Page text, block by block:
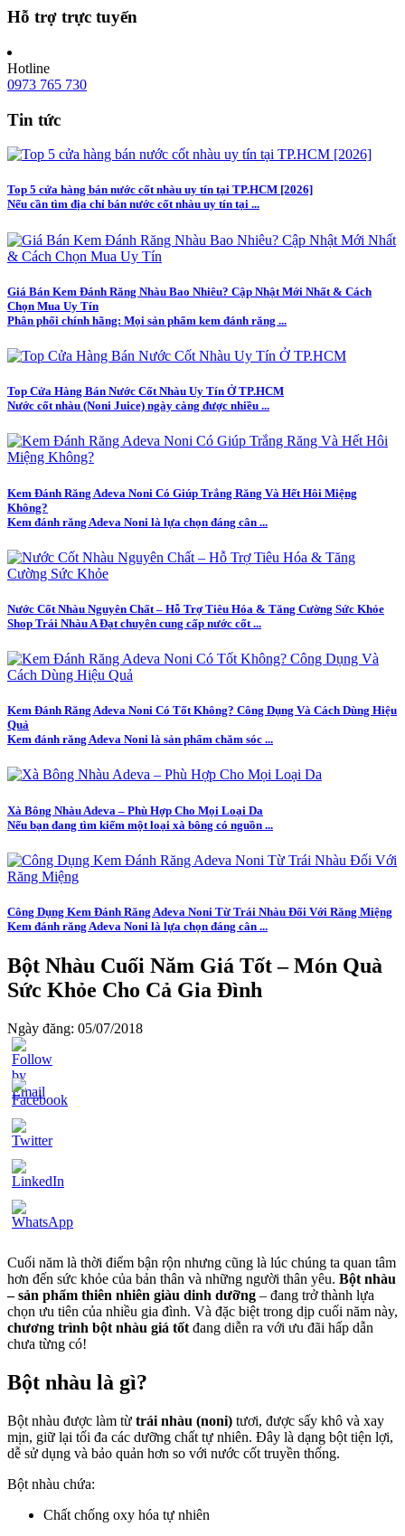
Hỗ trợ trực tuyến
Hotline
0973 765 730
Tin tức
Top 5 cửa hàng bán nước cốt nhàu uy tín tại TP.HCM [2026]
Nếu cần tìm địa chỉ bán nước cốt nhàu uy tín tại ...
Giá Bán Kem Đánh Răng Nhàu Bao Nhiêu? Cập Nhật Mới Nhất & Cách
Chọn Mua Uy Tín
Phân phối chính hãng: Mọi sản phẩm kem đánh răng ...
Top Cửa Hàng Bán Nước Cốt Nhàu Uy Tín Ở TP.HCM
Nước cốt nhàu (Noni Juice) ngày càng được nhiều ...
Kem Đánh Răng Adeva Noni Có Giúp Trắng Răng Và Hết Hôi Miệng
Không?
Kem đánh răng Adeva Noni là lựa chọn đáng cân ...
Nước Cốt Nhàu Nguyên Chất – Hỗ Trợ Tiêu Hóa & Tăng Cường Sức Khỏe
Shop Trái Nhàu A Đạt chuyên cung cấp nước cốt ...
Kem Đánh Răng Adeva Noni Có Tốt Không? Công Dụng Và Cách Dùng Hiệu
Quả
Kem đánh răng Adeva Noni là sản phẩm chăm sóc ...
Xà Bông Nhàu Adeva – Phù Hợp Cho Mọi Loại Da
Nếu bạn đang tìm kiếm một loại xà bông có nguồn ...
Công Dụng Kem Đánh Răng Adeva Noni Từ Trái Nhàu Đối Với Răng Miệng
Kem đánh răng Adeva Noni là lựa chọn đáng cân ...
Bột Nhàu Cuối Năm Giá Tốt – Món Quà
Sức Khỏe Cho Cả Gia Đình
Ngày đăng: 05/07/2018
Cuối năm là thời điểm bận rộn nhưng cũng là lúc chúng ta quan tâm
hơn đến sức khỏe của bản thân và những người thân yêu. Bột nhàu
– sản phẩm thiên nhiên giàu dinh dưỡng – đang trở thành lựa
chọn ưu tiên của nhiều gia đình. Và đặc biệt trong dịp cuối năm này,
chương trình bột nhàu giá tốt đang diễn ra với ưu đãi hấp dẫn
chưa từng có!
Bột nhàu là gì?
Bột nhàu được làm từ trái nhàu (noni) tươi, được sấy khô và xay
mịn, giữ lại tối đa các dưỡng chất tự nhiên. Đây là dạng bột tiện lợi,
dễ sử dụng và bảo quản hơn so với nước cốt truyền thống.
Bột nhàu chứa:
Chất chống oxy hóa tự nhiên